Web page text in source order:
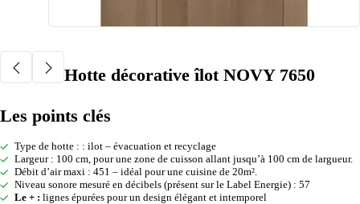
Hotte décorative îlot NOVY 7650
Les points clés
Type de hotte : : ilot – évacuation et recyclage
Largeur : 100 cm, pour une zone de cuisson allant jusqu’à 100 cm de largueur.
Débit d’air maxi : 451 – idéal pour une cuisine de 20m².
Niveau sonore mesuré en décibels (présent sur le Label Energie) : 57
Le + : lignes épurées pour un design élégant et intemporel